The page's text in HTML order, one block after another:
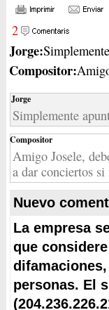
2
Jorge:
Compositor:
Jorge
Simplemente
Compositor
Amigo Josele,
a dar conciertos
Nuevo
La empresa
que
personas. El